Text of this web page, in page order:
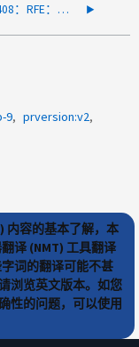
COLTP-51408：RFE：为密钥管理器流量添加LIF服务
9
prversion:v2
内容的基本了解，本
译 (NMT) 工具翻译
词的翻译可能不甚
浏览英文版本。如您
性的问题，可以使用